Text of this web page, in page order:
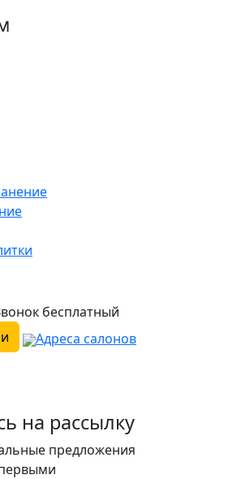
бесплатный
Адреса салонов
на рассылку
предложения